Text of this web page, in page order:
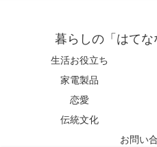
暮らしの「はて
生活お役立ち
家電製品
恋愛
伝統文化
お問い